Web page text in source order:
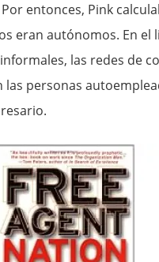
Por entonces, Pink
eran autónomos. En el
las redes de
las personas